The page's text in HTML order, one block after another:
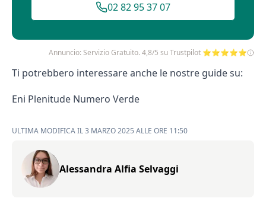
02 82 95 37 07
Annuncio: Servizio Gratuito. 4,8/5 su Trustpilot ⭐⭐⭐⭐⭐
Ti potrebbero interessare anche le nostre guide su:
Eni Plenitude Numero Verde
ULTIMA MODIFICA IL 3 MARZO 2025 ALLE ORE 11:50
Alessandra Alfia Selvaggi